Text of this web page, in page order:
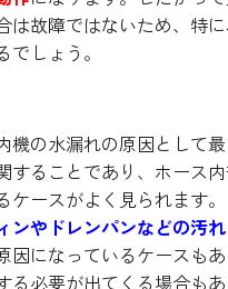
は故障ではないため、特
でしょう。
機の水漏れの原因として
することであり、ホース
ケースがよく見られます
ンやドレンパンなどの汚れ
因になっているケースも
る必要が出てくる場合もあ